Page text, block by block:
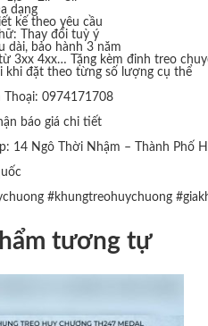
dạng
kế theo yêu cầu
Thay đổi tuỳ ý
dài, bảo hành 3 năm
3xx 4xx… Tặng kèm đinh treo
khi đặt theo từng số lượng cụ thể
Thoại: 0974171708
báo giá chi tiết
14 Ngô Thời Nhậm – Thành Phố
#khungtreohuychuong
tương tự